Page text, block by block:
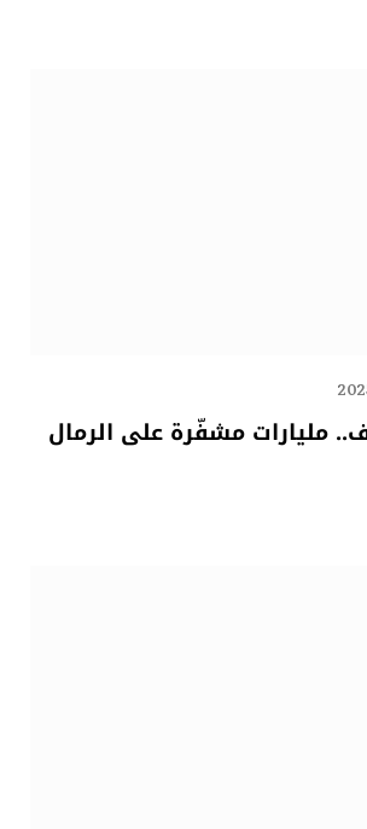
مليارات مشفّرة على الرمال